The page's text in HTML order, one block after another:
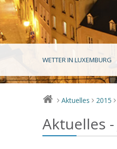
WETTER IN LUXEMBURG
> Aktuelles > 2015 >
Aktuelles -